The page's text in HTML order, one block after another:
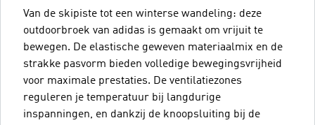
Van de skipiste tot een winterse wandeling: deze
outdoorbroek van adidas is gemaakt om vrijuit te
bewegen. De elastische geweven materiaalmix en de
strakke pasvorm bieden volledige bewegingsvrijheid
voor maximale prestaties. De ventilatiezones
reguleren je temperatuur bij langdurige
inspanningen, en dankzij de knoopsluiting bij de